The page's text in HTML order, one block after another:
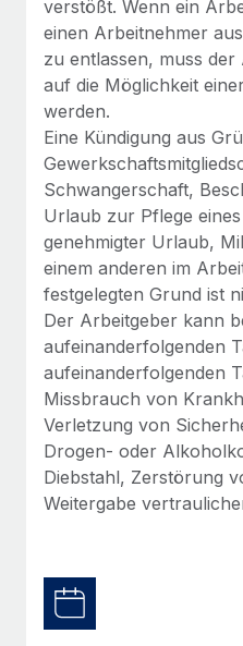
Niederlassungen
Mobilität und Relocation
Mühelose Relocation
Benefits
Mühelose Verwaltung
globalen Content-
Auf einen Blick Erfahre mehr
Transformation einer
Mehr erfahren
Den Blog erkunden
BLOG
Neues zu Remote-
Gusto und Zero und
Plus
Auch im neuen Jahr wollen
aller Größen dabei
Mehr erfahren
Wie Phiture 55
mit Remote verwaltet
Phiture ist der unumstrittene
Wachstumsberatung für
Mehr erfahren
verstößt. Wenn ein
einen Arbeitnehmer
zu entlassen, muss
auf die Möglichkeit
werden.
Eine Kündigung aus
Schwangerschaft,
Urlaub zur Pflege eines
genehmigter Urlaub,
einem anderen im
festgelegten Grund ist
Der Arbeitgeber kann
aufeinanderfolgenden
aufeinanderfolgenden
Missbrauch von
Verletzung von
Drogen- oder
Diebstahl, Zerstörung
Weitergabe